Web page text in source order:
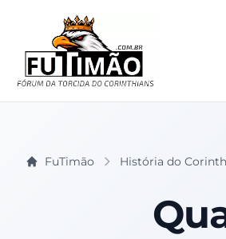
FuTimão História do